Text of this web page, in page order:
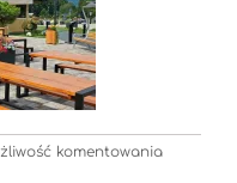
komentowania